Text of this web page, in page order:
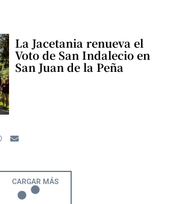
La Jacetania renueva el
Voto de San Indalecio en
San Juan de la Peña
CARGAR MÁS